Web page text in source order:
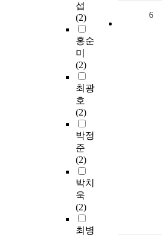
섭
(2)
홍순
미
(2)
최광
호
(2)
박정
준
(2)
박치
욱
(2)
최병
6